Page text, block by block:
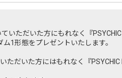
いただいた方にもれなく『
1形態をプレゼントいたします。
ただいた方にはもれなく『PSYCHIC